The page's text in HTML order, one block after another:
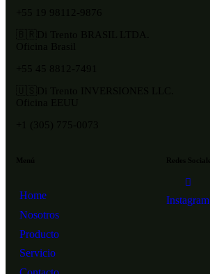
Home
Nosotros
Producto
Servicio
Instagram